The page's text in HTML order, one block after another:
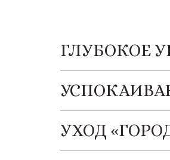
ГЛУБОКОЕ
УХОД